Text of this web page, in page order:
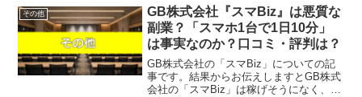
案件に関して今すぐ...
その他
GB株式会社『スマBiz』は悪質な
副業？「スマホ1台で1日10分」
は事実なのか？口コミ・評判は？
GB株式会社の「スマBiz」についての記
事です。結果からお伝えしますとGB株式
会社の「スマBiz」は稼げそうになく、な